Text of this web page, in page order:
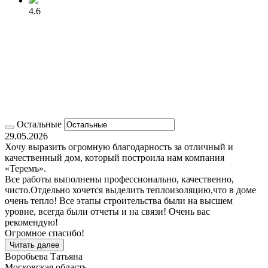
4.6
Остальные
29.05.2026
Хочу выразить огромную благодарность за отличный и
качественный дом, который построила нам компания
«Теремъ».
Все работы выполнены профессионально, качественно,
чисто.Отдельно хочется выделить теплоизоляцию,что в доме
очень тепло! Все этапы строительства были на высшем
уровне, всегда были отчеты и на связи! Очень вас
рекомендую!
Огромное спасибо!
Читать далее
Воробьева Татьяна